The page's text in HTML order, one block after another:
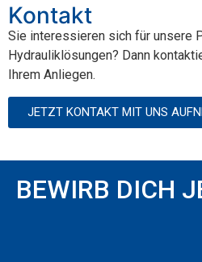
Kontakt
Sie interessieren sich für unsere
Hydrauliklösungen? Dann
Ihrem Anliegen.
JETZT KONTAKT MIT UNS
BEWIRB DICH